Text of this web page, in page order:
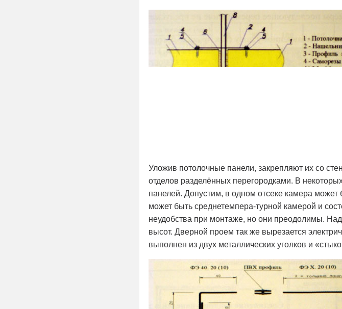
Уложив потолочные панели, закрепляют их со
отделов разделённых перегородками. В
панелей. Допустим, в одном отсеке камера может
может быть среднетемпера-турной камерой и
неудобства при монтаже, но они преодолимы.
высот. Дверной проем так же вырезается
выполнен из двух металлических уголков и